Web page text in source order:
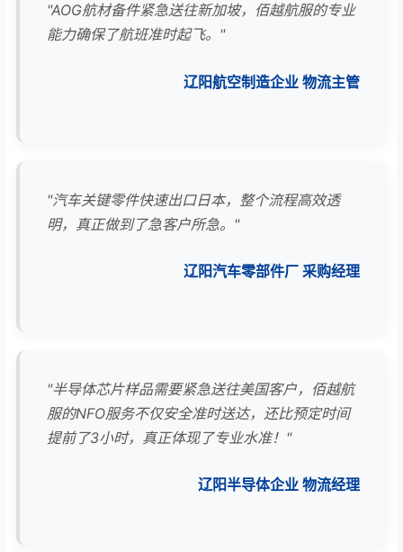
"AOG航材备件紧急送往新加坡，佰越航服的专业
能力确保了航班准时起飞。"
辽阳航空制造企业 物流主管
"汽车关键零件快速出口日本，整个流程高效透
明，真正做到了急客户所急。"
辽阳汽车零部件厂 采购经理
"半导体芯片样品需要紧急送往美国客户，佰越航
服的NFO服务不仅安全准时送达，还比预定时间
提前了3小时，真正体现了专业水准！"
辽阳半导体企业 物流经理